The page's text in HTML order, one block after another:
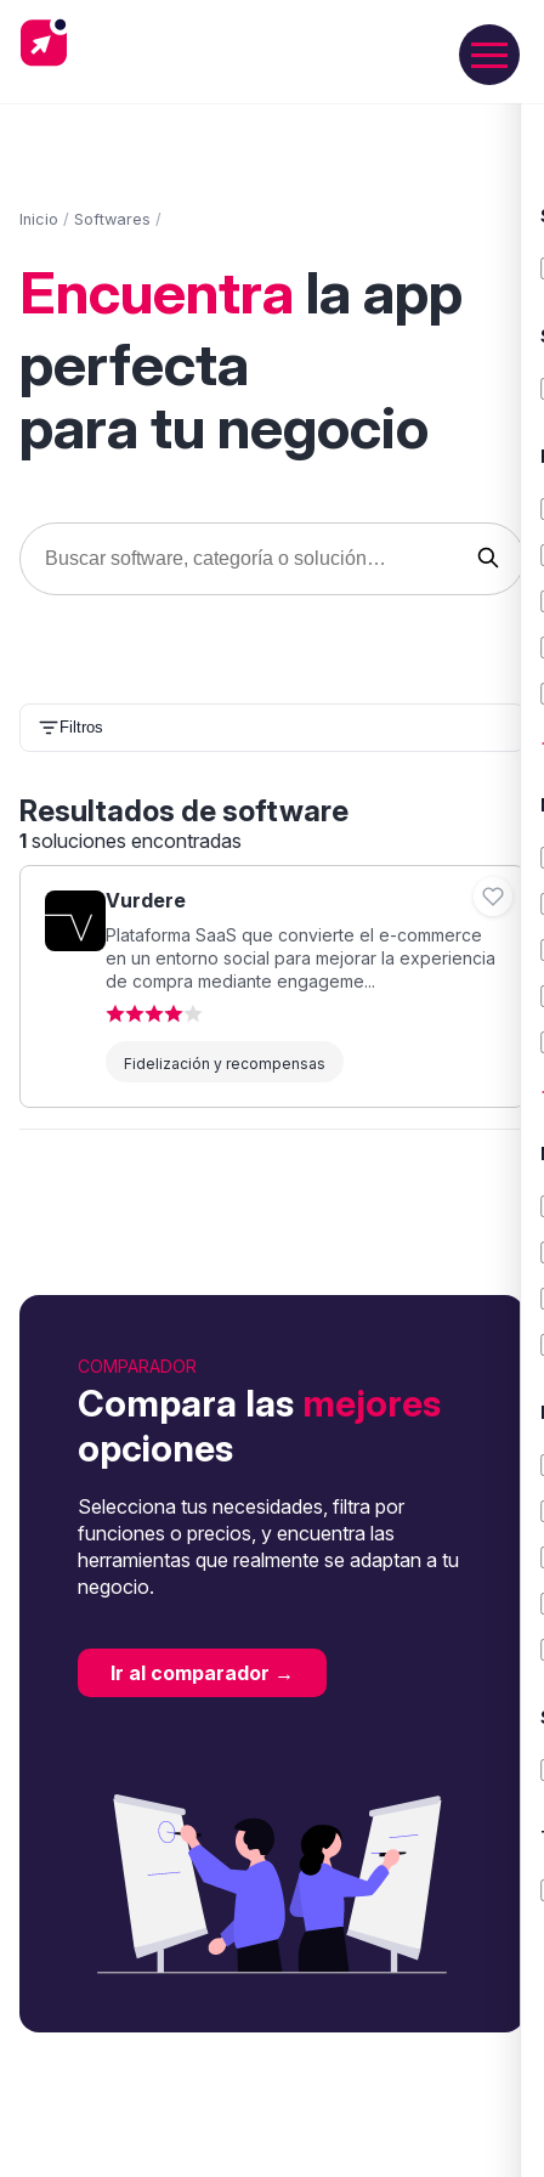
Inicio / Softwares /
Encuentra la app
perfecta
para tu negocio
Filtros
Resultados de software
1 soluciones encontradas
Vurdere
Plataforma SaaS que convierte el e-commerce
en un entorno social para mejorar la experiencia
de compra mediante engageme...
Fidelización y recompensas
COMPARADOR
Compara las mejores
opciones
Selecciona tus necesidades, filtra por
funciones o precios, y encuentra las
herramientas que realmente se adaptan a tu
negocio.
Ir al comparador →